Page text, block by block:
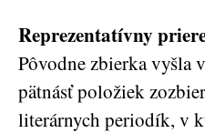
Reprezentatívny
Pôvodne zbierka vyšla
pätnásť položiek
literárnych periodík, v